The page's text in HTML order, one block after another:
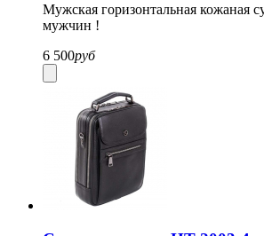
Мужская горизонтальная кожаная
мужчин !
6 500руб